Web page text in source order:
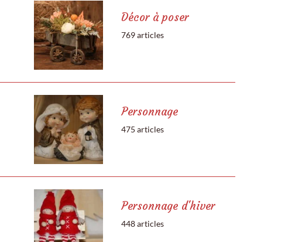
Décor à poser
769 articles
Personnage
475 articles
Personnage d'hiver
448 articles